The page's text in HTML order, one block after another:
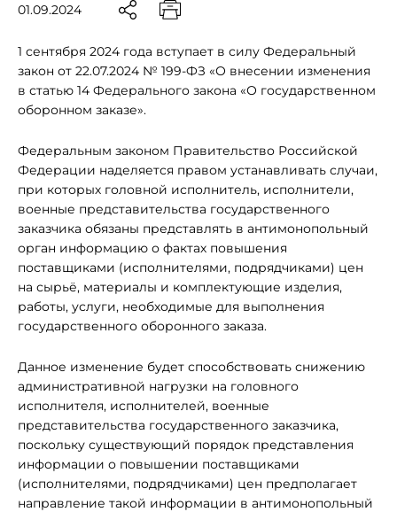
01.09.2024
1 сентября 2024 года вступает в силу Федеральный
закон от 22.07.2024 № 199-ФЗ «О внесении изменения
в статью 14 Федерального закона «О государственном
оборонном заказе».
Федеральным законом Правительство Российской
Федерации наделяется правом устанавливать случаи,
при которых головной исполнитель, исполнители,
военные представительства государственного
заказчика обязаны представлять в антимонопольный
орган информацию о фактах повышения
поставщиками (исполнителями, подрядчиками) цен
на сырьё, материалы и комплектующие изделия,
работы, услуги, необходимые для выполнения
государственного оборонного заказа.
Данное изменение будет способствовать снижению
административной нагрузки на головного
исполнителя, исполнителей, военные
представительства государственного заказчика,
поскольку существующий порядок представления
информации о повышении поставщиками
(исполнителями, подрядчиками) цен предполагает
направление такой информации в антимонопольный